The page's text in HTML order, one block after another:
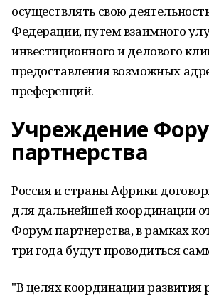
осуществлять свою
Федерации, путем взаимного
инвестиционного и делового
предоставления возможных
преференций.
Учреждение
партнерства
Россия и страны Африки
для дальнейшей координации
Форум партнерства, в рамках
три года будут проводиться
"В целях координации развития